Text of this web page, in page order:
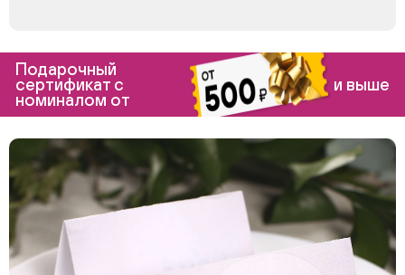
Подарочный
сертификат с
номиналом от
и выше